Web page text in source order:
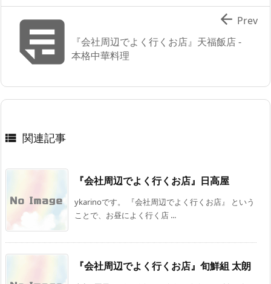
 『会社周辺でよく行くお店』天福飯店 -
本格中華料理
 Prev
 関連記事
『会社周辺でよく行くお店』日高屋
ykarinoです。 『会社周辺でよく行くお店』 という
ことで、お昼によく行く店 ...
『会社周辺でよく行くお店』旬鮮組 太朗